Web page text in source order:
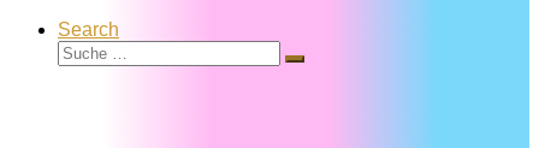
Search
Suche
Suche